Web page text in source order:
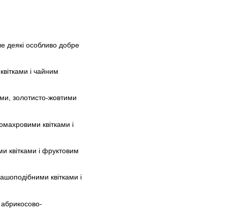
деякі особливо добре
і чайним
золотисто-жовтими
квітками і
квітками і фруктовим
квітками і